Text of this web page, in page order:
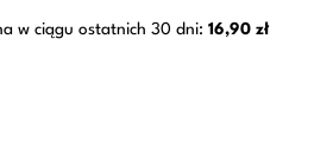
w ciągu ostatnich 30 dni: 16,90 zł